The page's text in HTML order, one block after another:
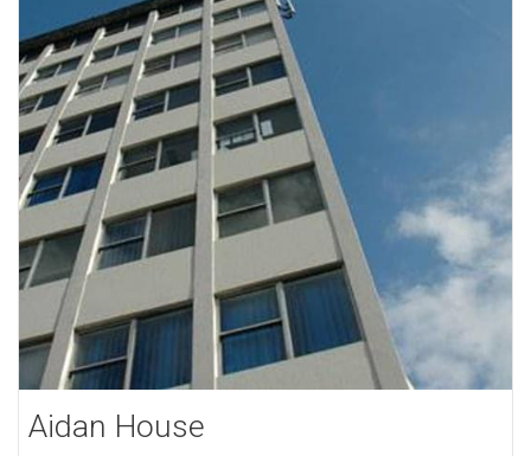
Aidan House